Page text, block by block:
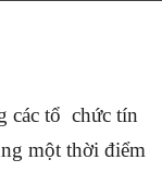
các tổ chức tín
một thời điểm